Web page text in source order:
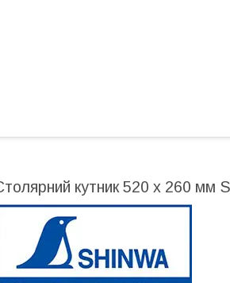
кутник 520 х 260 мм